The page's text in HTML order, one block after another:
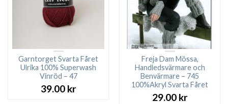
Garntorget Svarta Fåret
Ulrika 100% Superwash
Vinröd – 47
39.00 kr
Freja Dam Mössa,
Handledsvärmare och
Benvärmare – 745
100%Akryl Svarta Fåret
29.00 kr